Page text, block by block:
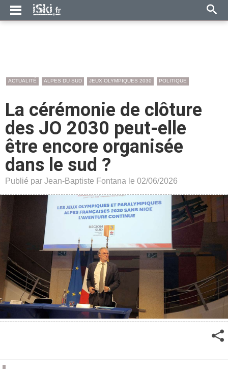
ACTUALITÉ ALPES DU SUD JEUX OLYMPIQUES 2030 POLITIQUE
La cérémonie de clôture
des JO 2030 peut-elle
être encore organisée
dans le sud ?
Publié par Jean-Baptiste Fontana le 02/06/2026